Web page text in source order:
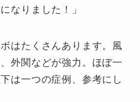
なりました！」
はたくさんあります。風
外関などが強力。ほぼ一
は一つの症例、参考にし